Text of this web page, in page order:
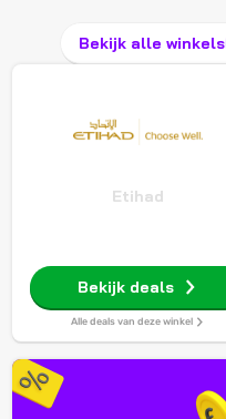
Bekijk alle winkels
Etihad
Bekijk deals
Alle deals van deze winkel